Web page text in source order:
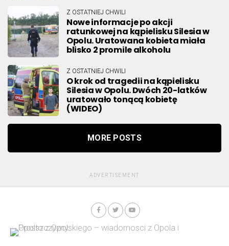
Z OSTATNIEJ CHWILI
Nowe informacje po akcji
ratunkowej na kąpielisku Silesia w
Opolu. Uratowana kobieta miała
blisko 2 promile alkoholu
Z OSTATNIEJ CHWILI
O krok od tragedii na kąpielisku
Silesia w Opolu. Dwóch 20-latków
uratowało tonącą kobietę
(WIDEO)
MORE POSTS
ADVERTISEMENT